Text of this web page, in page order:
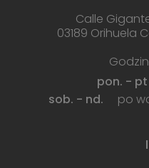
Calle
03189 Orihuela
pon. - pt
sob. - nd.
po